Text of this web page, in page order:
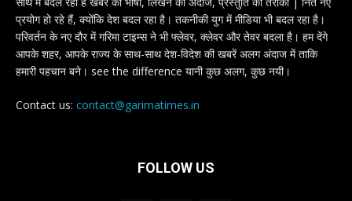
प्रयोग हो रहे हैं, क्योंकि देश बदल रहा है। तकनीकी युग में मीडिया भी बदल रहा है।
परिवर्तन के नए दौर में गरिमा टाइम्स ने भी फ्लेवर, क्लेवर और तेवर बदला है। हम देंगे
आपके शहर, आपके राज्य के साथ-साथ देश-विदेश की खबरें अलग अंदाज में ताकि
हमारी पहचान बने। see the difference यानी कुछ अलग, कुछ नयी।
Contact us: contact@garimatimes.in
FOLLOW US